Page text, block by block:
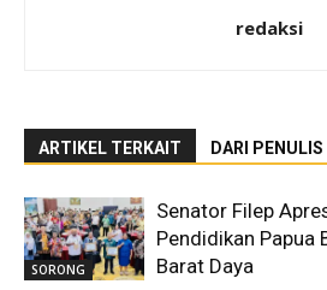
redaksi
ARTIKEL TERKAIT DARI PENULIS
SORONG
Senator Filep
Pendidikan Papua
Barat Daya